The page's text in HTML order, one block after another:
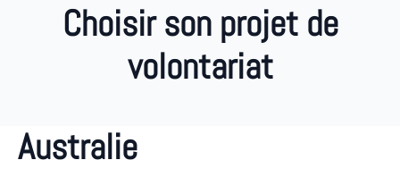
Choisir son projet de
volontariat
Australie